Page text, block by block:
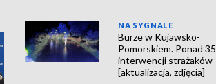
NA SYGNALE
Burze w Kujawsko-
Pomorskiem. Ponad 35
interwencji strażaków
[aktualizacja, zdjęcia]